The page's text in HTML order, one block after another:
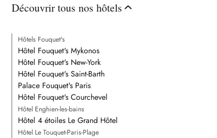
Découvrir tous nos hôtels
Hôtels Fouquet's
Hôtel Fouquet's Mykonos
Hôtel Fouquet's New-York
Hôtel Fouquet's Saint-Barth
Palace Fouquet's Paris
Hôtel Fouquet's Courchevel
Hôtel Enghien-les-bains
Hôtel 4 étoiles Le Grand Hôtel
Hôtel Le Touquet-Paris-Plage